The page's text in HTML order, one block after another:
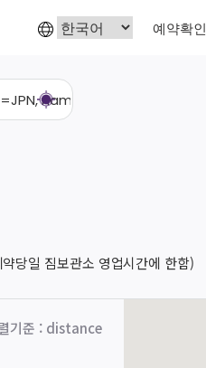
예약확인
당일 짐보관소 영업시간에 한함)
기준 : distance